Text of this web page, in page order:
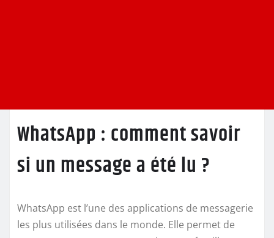
WhatsApp : comment savoir
si un message a été lu ?
WhatsApp est l’une des applications de messagerie
les plus utilisées dans le monde. Elle permet de